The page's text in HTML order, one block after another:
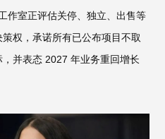
作室正评估关停、独立、出售等
权，承诺所有已公布项目不取
并表态 2027 年业务重回增长